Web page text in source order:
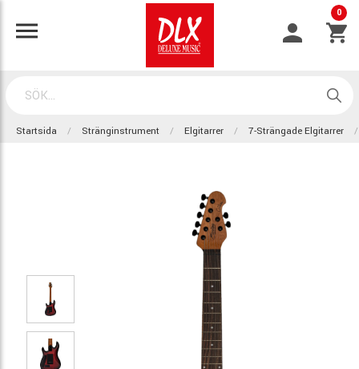
0
Startsida Stränginstrument Elgitarrer 7-Strängade Elgitarrer